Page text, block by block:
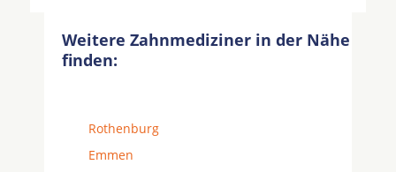
Weitere Zahnmediziner in der Nähe
finden:
Rothenburg
Emmen